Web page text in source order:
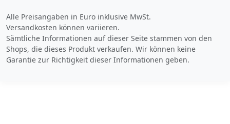
23,99€
inklusive Mehrwertsteuer
Alle Preisangaben in Euro inklusive MwSt.
Versandkosten können variieren.
Sämtliche Informationen auf dieser Seite stammen von den
Shops, die dieses Produkt verkaufen. Wir können keine
Garantie zur Richtigkeit dieser Informationen geben.